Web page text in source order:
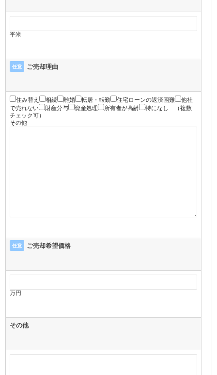
平米
任意 ご売却理由
住み替え 相続 離婚 転居・転勤 住宅ローンの返済困難
他社
で売れない
財産分与 資産処理 所有者が高齢 特になし
（複数
チェック可）
その他
任意 ご売却希望価格
万円
その他